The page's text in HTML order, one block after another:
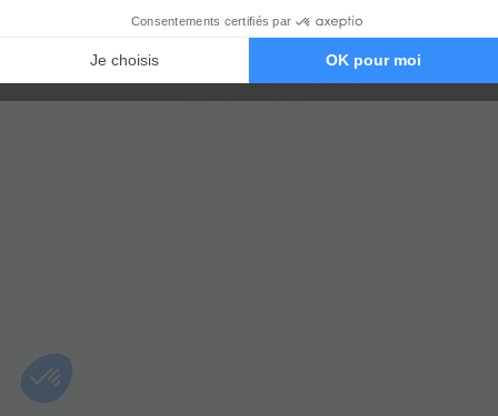
VOIR LES DISPONIBILITES DE
L'EQUIPE